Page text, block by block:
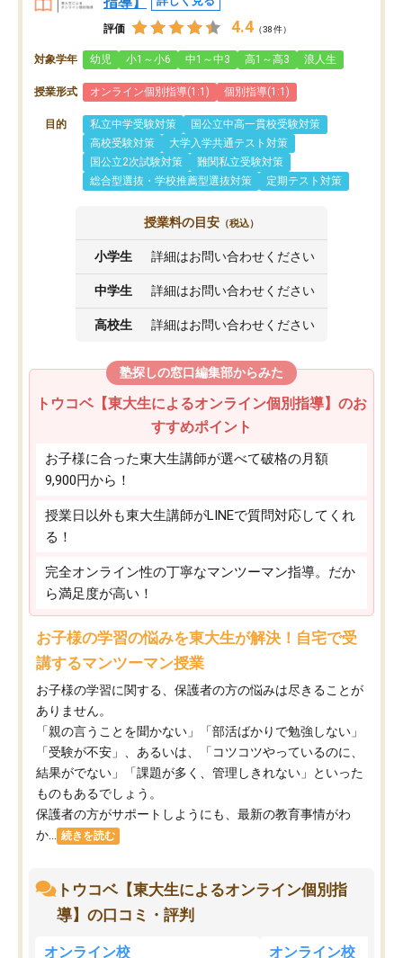
評価 4.4 （38件）
対象学年 幼児 小1～小6 中1～中3 高1～高3 浪人生
授業形式 オンライン個別指導(1:1) 個別指導(1:1)
目的 私立中学受験対策
国公立中高一貫校受験対策
高校受験対策
大学入学共通テスト対策
国公立2次試験対策
難関私立受験対策
総合型選抜・学校推薦型選抜対策
定期テスト対策
授業料の目安 （税込）
小学生 詳細はお問い合わせください
中学生 詳細はお問い合わせください
高校生 詳細はお問い合わせください
塾探しの窓口編集部からみた
トウコベ【東大生によるオンライン個別指導】のお
すすめポイント
お子様に合った東大生講師が選べて破格の月額
9,900円から！
授業日以外も東大生講師がLINEで質問対応してくれ
る！
完全オンライン性の丁寧なマンツーマン指導。だか
ら満足度が高い！
お子様の学習の悩みを東大生が解決！自宅で受
講するマンツーマン授業
お子様の学習に関する、保護者の方の悩みは尽きることが
ありません。
「親の言うことを聞かない」「部活ばかりで勉強しない」
「受験が不安」、あるいは、「コツコツやっているのに、
結果がでない」「課題が多く、管理しきれない」といった
ものもあるでしょう。
保護者の方がサポートしようにも、最新の教育事情がわ
か...
続きを読む
トウコベ【東大生によるオンライン個別指
導】の口コミ・評判
オンライン校 オンライン校